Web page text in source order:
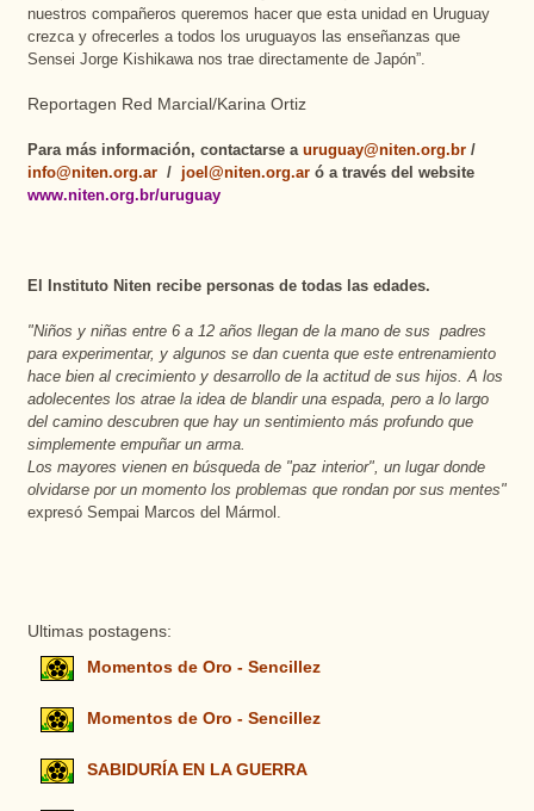
nuestros compañeros queremos hacer que esta unidad en Uruguay
crezca y ofrecerles a todos los uruguayos las enseñanzas que
Sensei Jorge Kishikawa nos trae directamente de Japón”.
Reportagen Red Marcial/Karina Ortiz
Para más información, contactarse a uruguay@niten.org.br /
info@niten.org.ar / joel@niten.org.ar ó a través del website
www.niten.org.br/uruguay
El Instituto Niten recibe personas de todas las edades.
"Niños y niñas entre 6 a 12 años llegan de la mano de sus padres
para experimentar, y algunos se dan cuenta que este entrenamiento
hace bien al crecimiento y desarrollo de la actitud de sus hijos. A los
adolecentes los atrae la idea de blandir una espada, pero a lo largo
del camino descubren que hay un sentimiento más profundo que
simplemente empuñar un arma.
Los mayores vienen en búsqueda de "paz interior", un lugar donde
olvidarse por un momento los problemas que rondan por sus mentes"
expresó Sempai Marcos del Mármol.
Ultimas postagens:
Momentos de Oro - Sencillez
Momentos de Oro - Sencillez
SABIDURÍA EN LA GUERRA